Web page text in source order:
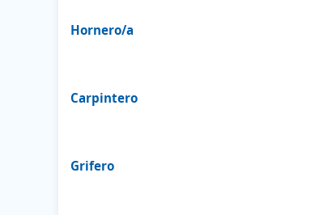
Hornero/a
Carpintero
Grifero